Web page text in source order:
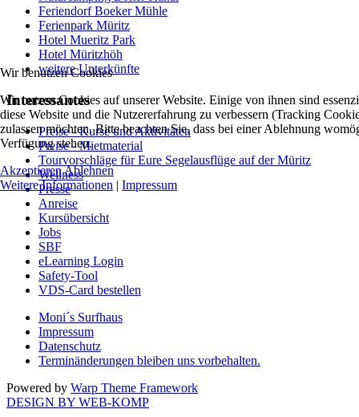
Feriendorf Boeker Mühle
Ferienpark Müritz
Hotel Mueritz Park
Hotel Müritzhöh
weitere Unterkünfte
Interessantes
Preise - Kurse und Aktivitäten
Preise - Mietmaterial
Tourvorschläge für Eure Segelausflüge auf der Müritz
Wellness
Presse
Anreise
Kursübersicht
Jobs
SBF
eLearning Login
Safety-Tool
VDS-Card bestellen
Moni´s Surfhaus
Impressum
Datenschutz
Terminänderungen bleiben uns vorbehalten.
Powered by Warp Theme Framework
DESIGN BY WEB-KOMP
Wir benutzen Cookies
Wir nutzen Cookies auf unserer Website. Einige von ihnen sind
diese Website und die Nutzererfahrung zu verbessern (Tracking
zulassen möchten. Bitte beachten Sie, dass bei einer Ablehnung
Verfügung stehen.
AkzeptierenAblehnen
Weitere Informationen | Impressum